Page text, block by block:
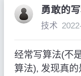
勇敢的
技术
经常写算法(不
算法), 发现真